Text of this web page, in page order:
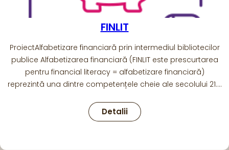
FINLIT
ProiectAlfabetizare financiară prin intermediul bibliotecilor
publice Alfabetizarea financiară (FINLIT este prescurtarea
pentru financial literacy = alfabetizare financiară)
reprezintă una dintre competențele cheie ale secolului 21.…
Detalii:
FINLIT